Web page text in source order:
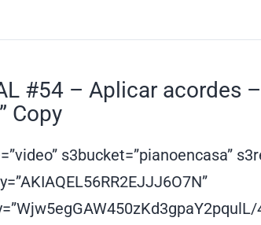
#54 – Aplicar acordes
Copy
s3bucket=”pianoencasa”